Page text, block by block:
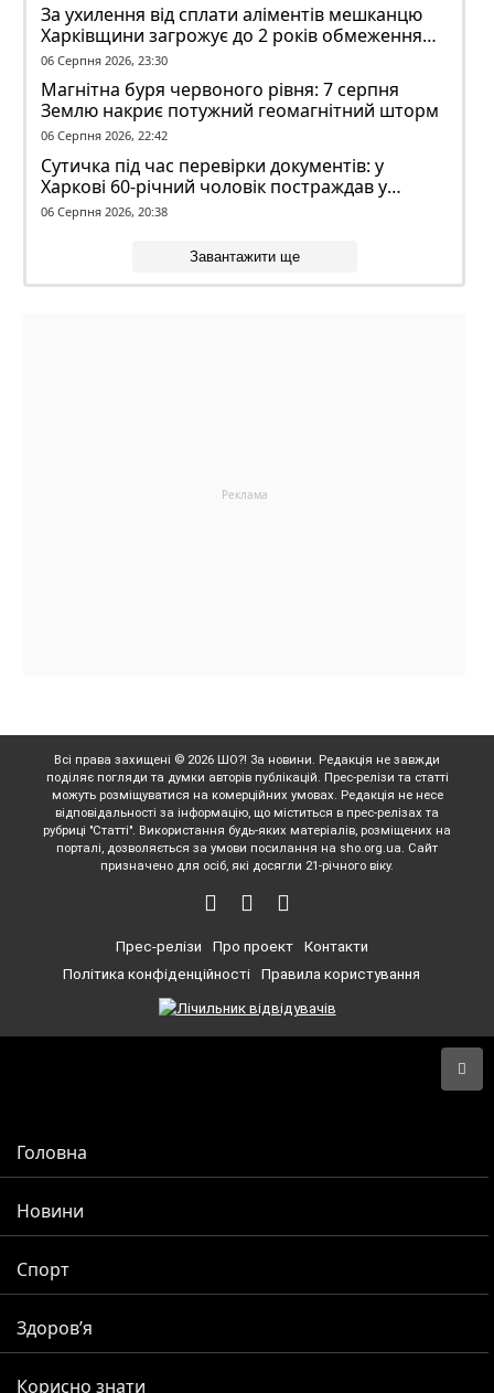
За ухилення від сплати аліментів мешканцю
Харківщини загрожує до 2 років обмеження
волі
06 Серпня 2026, 23:30
Магнітна буря червоного рівня: 7 серпня
Землю накриє потужний геомагнітний шторм
06 Серпня 2026, 22:42
Сутичка під час перевірки документів: у
Харкові 60-річний чоловік постраждав у
конфлікті з ТЦК
06 Серпня 2026, 20:38
Завантажити ще
Всі права захищені © 2026 ШО?! За новини. Редакція не завжди
поділяє погляди та думки авторів публікацій. Прес-релізи та статті
можуть розміщуватися на комерційних умовах. Редакція не несе
відповідальності за інформацію, що міститься в прес-релізах та
рубриці "Статті". Використання будь-яких матеріалів, розміщених на
порталі, дозволяється за умови посилання на sho.org.ua. Сайт
призначено для осіб, які досягли 21-річного віку.
Прес-релізи Про проект
Контакти
Політика конфіденційності
Правила користування
Головна
Новини
Спорт
Здоров’я
Корисно знати